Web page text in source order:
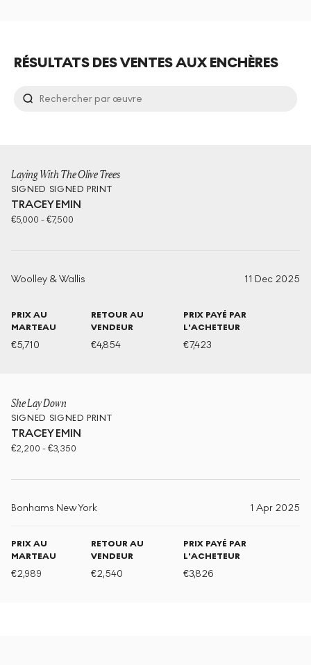
RÉSULTATS DES VENTES AUX ENCHÈRES
Laying With The Olive Trees
SIGNED SIGNED PRINT
TRACEY EMIN
€5,000 -€7,500
Woolley & Wallis 11 Dec 2025
PRIX AU
MARTEAU
€5,710
RETOUR AU
VENDEUR
€4,854
PRIX PAYÉ PAR
L'ACHETEUR
€7,423
She Lay Down
SIGNED SIGNED PRINT
TRACEY EMIN
€2,200 -€3,350
Bonhams New York 1 Apr 2025
PRIX AU
MARTEAU
€2,989
RETOUR AU
VENDEUR
€2,540
PRIX PAYÉ PAR
L'ACHETEUR
€3,826